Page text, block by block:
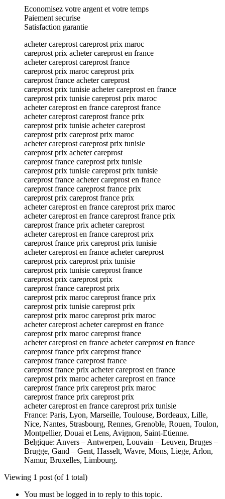
Economisez votre argent et votre temps
Paiement securise
Satisfaction garantie
acheter careprost careprost prix maroc
careprost prix acheter careprost en france
acheter careprost careprost france
careprost prix maroc careprost prix
careprost france acheter careprost
careprost prix tunisie acheter careprost en france
careprost prix tunisie careprost prix maroc
acheter careprost en france careprost france
acheter careprost careprost france prix
careprost prix tunisie acheter careprost
careprost prix careprost prix maroc
acheter careprost careprost prix tunisie
careprost prix acheter careprost
careprost france careprost prix tunisie
careprost prix tunisie careprost prix tunisie
careprost france acheter careprost en france
careprost france careprost france prix
careprost prix careprost france prix
acheter careprost en france careprost prix maroc
acheter careprost en france careprost france prix
careprost france prix acheter careprost
acheter careprost en france careprost prix
careprost france prix careprost prix tunisie
acheter careprost en france acheter careprost
careprost prix careprost prix tunisie
careprost prix tunisie careprost france
careprost prix careprost prix
careprost france careprost prix
careprost prix maroc careprost france prix
careprost prix tunisie careprost prix
careprost prix maroc careprost prix maroc
acheter careprost acheter careprost en france
careprost prix maroc careprost france
acheter careprost en france acheter careprost en france
careprost france prix careprost france
careprost france careprost france
careprost france prix acheter careprost en france
careprost prix maroc acheter careprost en france
careprost france prix careprost prix maroc
careprost france prix careprost prix
acheter careprost en france careprost prix tunisie
France: Paris, Lyon, Marseille, Toulouse, Bordeaux, Lille,
Nice, Nantes, Strasbourg, Rennes, Grenoble, Rouen, Toulon,
Montpellier, Douai et Lens, Avignon, Saint-Etienne.
Belgique: Anvers – Antwerpen, Louvain – Leuven, Bruges –
Brugge, Gand – Gent, Hasselt, Wavre, Mons, Liege, Arlon,
Namur, Bruxelles, Limbourg.
Viewing 1 post (of 1 total)
You must be logged in to reply to this topic.